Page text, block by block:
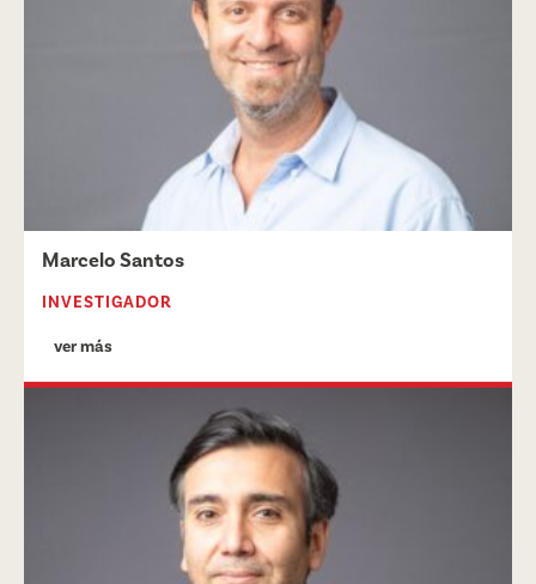
Marcelo Santos
INVESTIGADOR
ver más